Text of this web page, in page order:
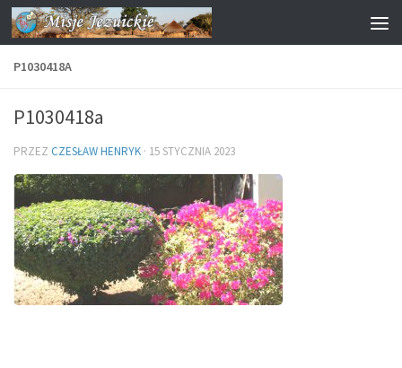
Przejdź do treści
P1030418A
P1030418a
PRZEZ CZESŁAW HENRYK · 15 STYCZNIA 2023